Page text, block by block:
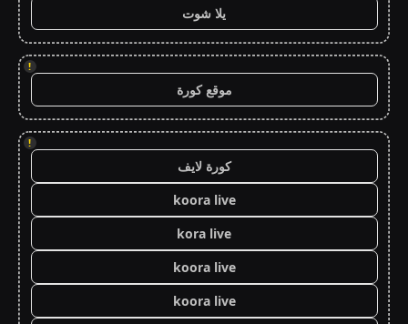
يلا شوت
!
موقع كورة
!
كورة لايف
koora live
kora live
koora live
koora live